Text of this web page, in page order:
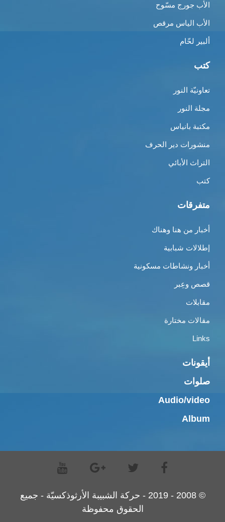
الأب جورج مسّوح
الأب الياس مرقص
ألبير لحّام
كتب
تعاونيّة النور
مجلة النور
مكتبة بانياس
منشورات دير الحرف
التراث الأبائي
كتب
متفرقات
أخبار من هنا وهناك
إطلالات شبابية
أخبار ونشاطات مسكونية
قصص وعِبر
مقابلات
مقالات مختارة
Links
أيقونات
صلوات
Audio/video
Album
© 2008 - 2019 - حركة الشبيبة الأرثوذكسيّة - جميع
الحقوق محفوظة